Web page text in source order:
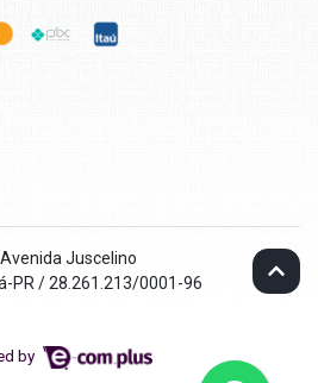
Juscelino
PR / 28.261.213/0001-96
by